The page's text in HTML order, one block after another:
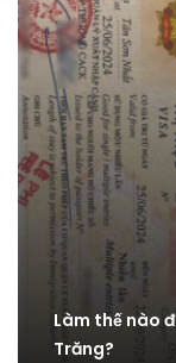
Làm thế nào
Trăng?